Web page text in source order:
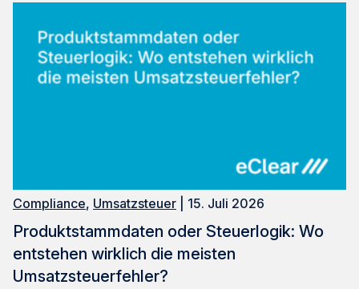
Compliance, Umsatzsteuer | 15. Juli 2026
Produktstammdaten oder Steuerlogik: Wo
entstehen wirklich die meisten
Umsatzsteuerfehler?